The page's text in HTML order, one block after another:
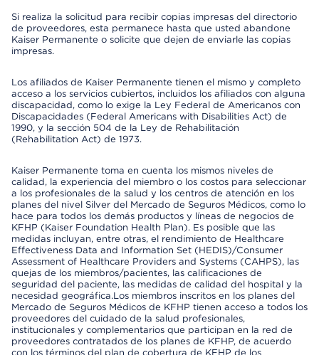
Si realiza la solicitud para recibir copias impresas del directorio
de proveedores, esta permanece hasta que usted abandone
Kaiser Permanente o solicite que dejen de enviarle las copias
impresas.
Los afiliados de Kaiser Permanente tienen el mismo y completo
acceso a los servicios cubiertos, incluidos los afiliados con alguna
discapacidad, como lo exige la Ley Federal de Americanos con
Discapacidades (Federal Americans with Disabilities Act) de
1990, y la sección 504 de la Ley de Rehabilitación
(Rehabilitation Act) de 1973.
Kaiser Permanente toma en cuenta los mismos niveles de
calidad, la experiencia del miembro o los costos para seleccionar
a los profesionales de la salud y los centros de atención en los
planes del nivel Silver del Mercado de Seguros Médicos, como lo
hace para todos los demás productos y líneas de negocios de
KFHP (Kaiser Foundation Health Plan). Es posible que las
medidas incluyan, entre otras, el rendimiento de Healthcare
Effectiveness Data and Information Set (HEDIS)/Consumer
Assessment of Healthcare Providers and Systems (CAHPS), las
quejas de los miembros/pacientes, las calificaciones de
seguridad del paciente, las medidas de calidad del hospital y la
necesidad geográfica.Los miembros inscritos en los planes del
Mercado de Seguros Médicos de KFHP tienen acceso a todos los
proveedores del cuidado de la salud profesionales,
institucionales y complementarios que participan en la red de
proveedores contratados de los planes de KFHP, de acuerdo
con los términos del plan de cobertura de KFHP de los